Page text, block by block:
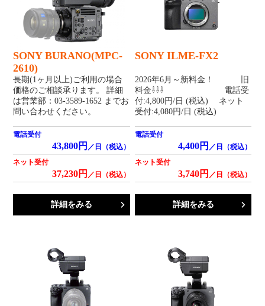
SONY BURANO(MPC-
2610)
長期(1ヶ月以上)ご利用の場合
価格のご相談承ります。 詳細
は営業部：03-3589-1652 までお
問い合わせください。
電話受付
43,800円 ／日（税込）
ネット受付
37,230円 ／日（税込）
詳細をみる
SONY ILME-FX2
2026年6月～新料金！ 旧
料金⇩⇩⇩ 電話受
付:4,800円/日 (税込) ネット
受付:4,080円/日 (税込)
電話受付
4,400円 ／日（税込）
ネット受付
3,740円 ／日（税込）
詳細をみる